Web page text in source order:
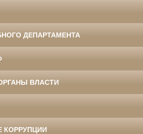
ДЕПАРТАМЕНТА
ВЛАСТИ
КОРРУПЦИИ